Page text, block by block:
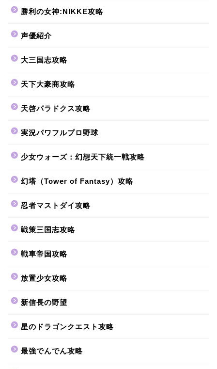
勝利の女神:NIKKE攻略
声優紹介
大三国志攻略
天下大豪商攻略
天啓パラドクス攻略
実況パワフルプロ野球
少女ウォーズ：幻想天下統一戦攻略
幻塔（Tower of Fantasy）攻略
忍者マストダイ攻略
戦策三国志攻略
戦車帝国攻略
放置少女攻略
新信長の野望
星のドラゴンクエスト攻略
最強でんでん攻略